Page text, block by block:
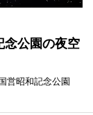
公園の夜空
営昭和記念公園